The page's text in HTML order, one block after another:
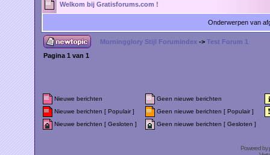
Welkom bij Gratisforums.com !
Onderwerpen van
Morningglory Stijl Forumindex -> Test Forum 1
Pagina 1 van 1
Nieuwe berichten
Geen nieuwe berichten
Nieuwe berichten [ Populair ]
Geen nieuwe berichten [ Populair ]
Nieuwe berichten [ Gesloten ]
Geen nieuwe berichten [ Gesloten ]
Powered by